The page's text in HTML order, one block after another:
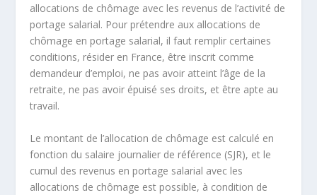
allocations de chômage avec les revenus de l’activité de
portage salarial. Pour prétendre aux allocations de
chômage en portage salarial, il faut remplir certaines
conditions, résider en France, être inscrit comme
demandeur d’emploi, ne pas avoir atteint l’âge de la
retraite, ne pas avoir épuisé ses droits, et être apte au
travail.
Le montant de l’allocation de chômage est calculé en
fonction du salaire journalier de référence (SJR), et le
cumul des revenus en portage salarial avec les
allocations de chômage est possible, à condition de